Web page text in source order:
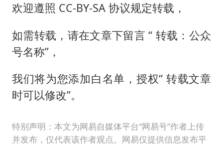
欢迎遵照 CC-BY-SA 协议规定转载，
如需转载，请在文章下留言 “ 转载：公众
号名称”，
我们将为您添加白名单，授权“ 转载文章
时可以修改”。
特别声明：本文为网易自媒体平台“网易号”作者上传
并发布，仅代表该作者观点。网易仅提供信息发布平